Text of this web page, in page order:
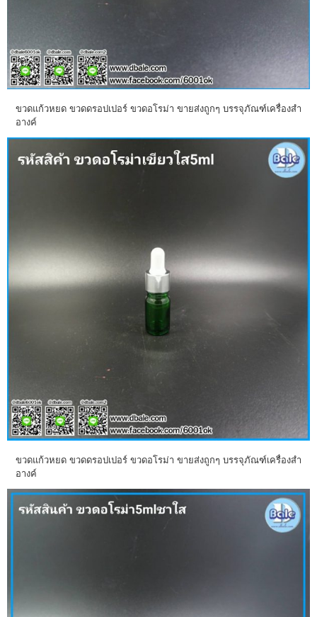
ขวดแก้วหยด ขวดดรอปเปอร์ ขวดอโรม่า ขายส่งถูกๆ บรรจุภัณฑ์เครื่องสำ
อางค์
ขวดแก้วหยด ขวดดรอปเปอร์ ขวดอโรม่า ขายส่งถูกๆ บรรจุภัณฑ์เครื่องสำ
อางค์